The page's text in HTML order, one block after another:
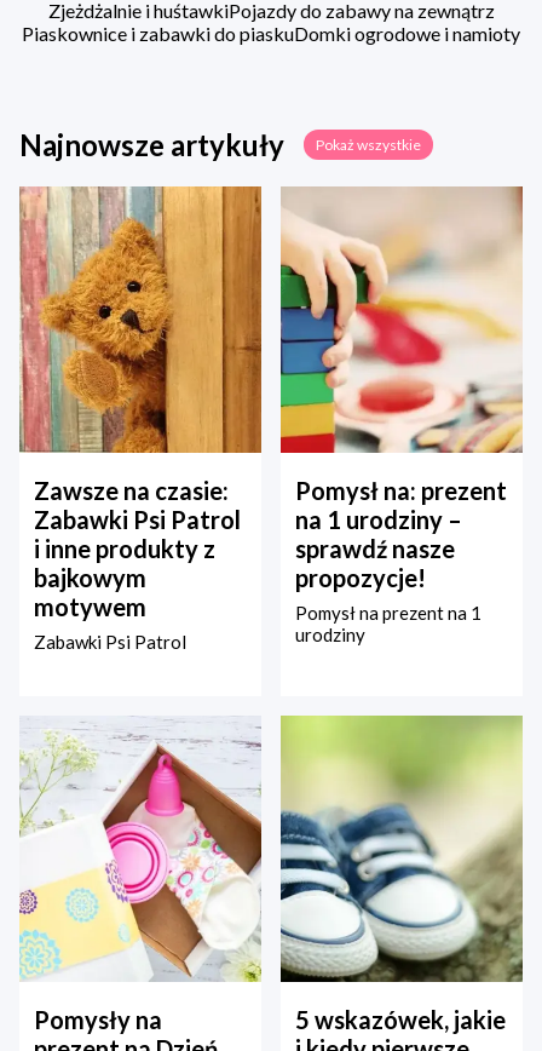
Zjeżdżalnie i huśtawkiPojazdy do zabawy na zewnątrz
Piaskownice i zabawki do piaskuDomki ogrodowe i namioty
Najnowsze artykuły Pokaż wszystkie
Zawsze na czasie:
Zabawki Psi Patrol
i inne produkty z
bajkowym
motywem
Zabawki Psi Patrol
Pomysł na: prezent
na 1 urodziny –
sprawdź nasze
propozycje!
Pomysł na prezent na 1
urodziny
Pomysły na
5 wskazówek, jakie